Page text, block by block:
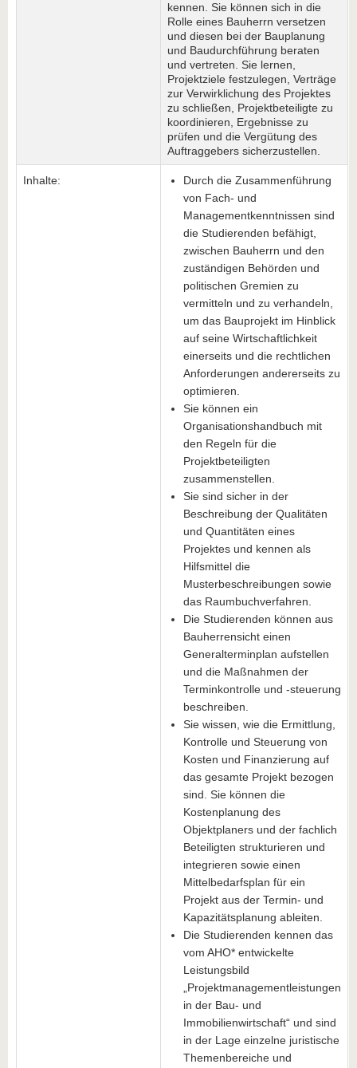
kennen. Sie können sich in die
Rolle eines Bauherrn versetzen
und diesen bei der Bauplanung
und Baudurchführung beraten
und vertreten. Sie lernen,
Projektziele festzulegen, Verträge
zur Verwirklichung des Projektes
zu schließen, Projektbeteiligte zu
koordinieren, Ergebnisse zu
prüfen und die Vergütung des
Auftraggebers sicherzustellen.
Inhalte:
Durch die Zusammenführung
von Fach- und
Managementkenntnissen sind
die Studierenden befähigt,
zwischen Bauherrn und den
zuständigen Behörden und
politischen Gremien zu
vermitteln und zu verhandeln,
um das Bauprojekt im Hinblick
auf seine Wirtschaftlichkeit
einerseits und die rechtlichen
Anforderungen andererseits zu
optimieren.
Sie können ein
Organisationshandbuch mit
den Regeln für die
Projektbeteiligten
zusammenstellen.
Sie sind sicher in der
Beschreibung der Qualitäten
und Quantitäten eines
Projektes und kennen als
Hilfsmittel die
Musterbeschreibungen sowie
das Raumbuchverfahren.
Die Studierenden können aus
Bauherrensicht einen
Generalterminplan aufstellen
und die Maßnahmen der
Terminkontrolle und -steuerung
beschreiben.
Sie wissen, wie die Ermittlung,
Kontrolle und Steuerung von
Kosten und Finanzierung auf
das gesamte Projekt bezogen
sind. Sie können die
Kostenplanung des
Objektplaners und der fachlich
Beteiligten strukturieren und
integrieren sowie einen
Mittelbedarfsplan für ein
Projekt aus der Termin- und
Kapazitätsplanung ableiten.
Die Studierenden kennen das
vom AHO* entwickelte
Leistungsbild
„Projektmanagementleistungen
in der Bau- und
Immobilienwirtschaft“ und sind
in der Lage einzelne juristische
Themenbereiche und